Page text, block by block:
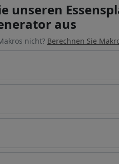
unseren
aus
nicht? Berechnen Sie